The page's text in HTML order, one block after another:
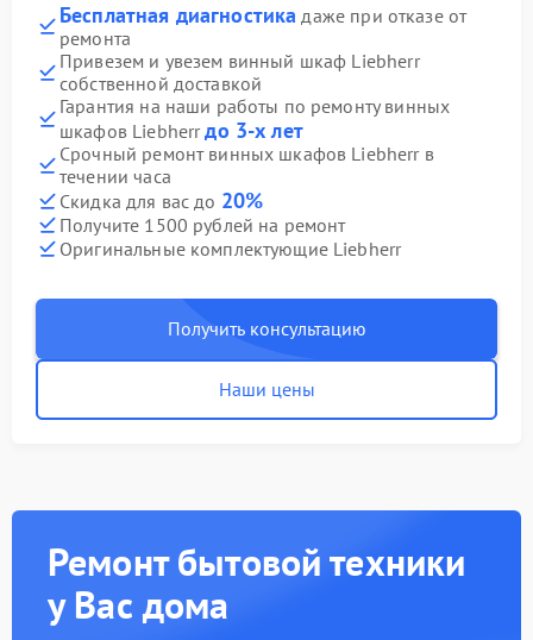
Бесплатная диагностика даже при отказе от
ремонта
Привезем и увезем винный шкаф Liebherr
собственной доставкой
Гарантия на наши работы по ремонту винных
шкафов Liebherrдо 3-х лет
Срочный ремонт винных шкафов Liebherr в
течении часа
Скидка для вас до 20%
Получите 1500 рублей на ремонт
Оригинальные комплектующие Liebherr
Получить консультацию
Наши цены
Ремонт бытовой техники
у Вас дома